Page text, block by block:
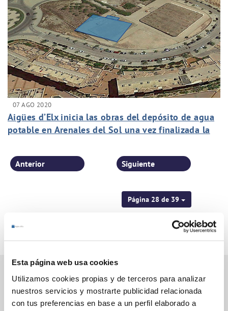
Esta página web usa cookies
Utilizamos cookies propias y de terceros para analizar
nuestros servicios y mostrarte publicidad relacionada
con tus preferencias en base a un perfil elaborado a
07 AGO 2020
Aigües d’Elx inicia las obras del depósito de agua
potable en Arenales del Sol una vez finalizada la
Página 28 de 39
Anterior Siguiente
Gestiones Online